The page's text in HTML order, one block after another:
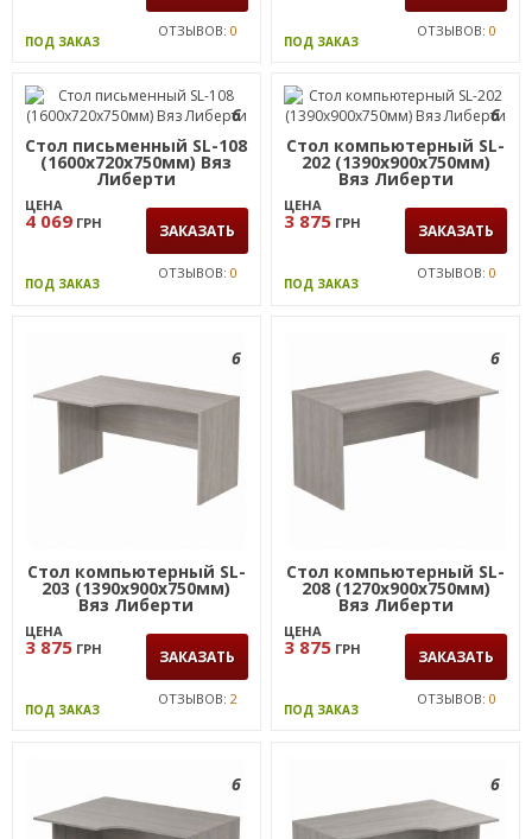
ПОД ЗАКАЗ
ОТЗЫВОВ: 0
ПОД ЗАКАЗ
ОТЗЫВОВ: 0
6
Стол письменный SL-108
(1600х720х750мм) Вяз
Либерти
ЦЕНА
4 069 ГРН ЗАКАЗАТЬ
ПОД ЗАКАЗ
ОТЗЫВОВ: 0
6
Стол компьютерный SL-
202 (1390х900х750мм)
Вяз Либерти
ЦЕНА
3 875 ГРН ЗАКАЗАТЬ
ПОД ЗАКАЗ
ОТЗЫВОВ: 0
6
Стол компьютерный SL-
203 (1390х900х750мм)
Вяз Либерти
ЦЕНА
3 875 ГРН ЗАКАЗАТЬ
ПОД ЗАКАЗ
ОТЗЫВОВ: 2
6
Стол компьютерный SL-
208 (1270х900х750мм)
Вяз Либерти
ЦЕНА
3 875 ГРН ЗАКАЗАТЬ
ПОД ЗАКАЗ
ОТЗЫВОВ: 0
6 6